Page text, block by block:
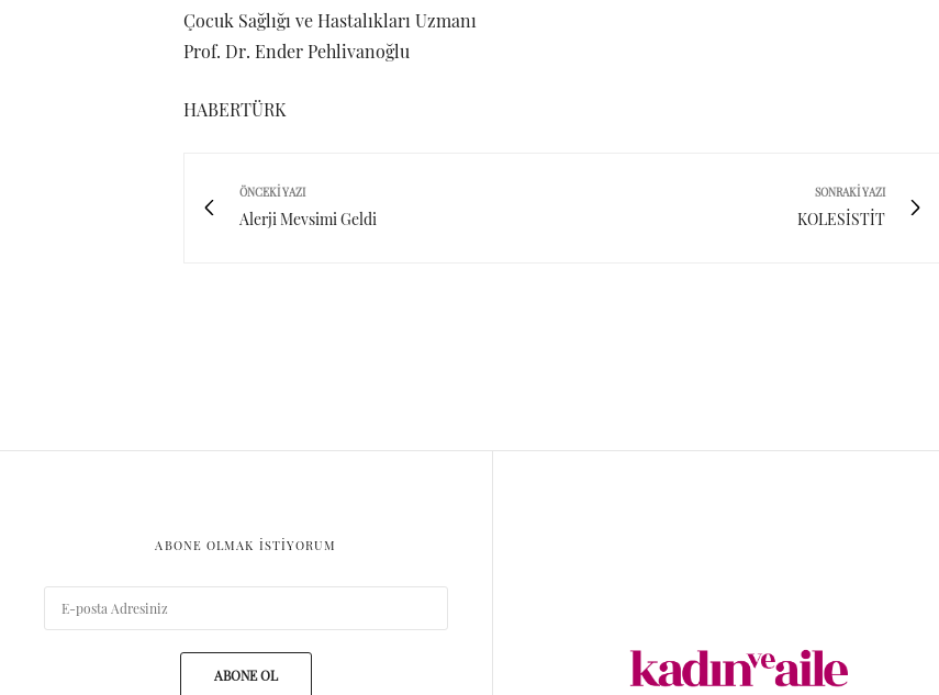
Çocuk Sağlığı ve Hastalıkları Uzmanı
Prof. Dr. Ender Pehlivanoğlu
HABERTÜRK
ÖNCEKI YAZI
Alerji Mevsimi Geldi
SONRAKI YAZI
KOLESİSTİT
ABONE OLMAK ISTIYORUM
ABONE OL